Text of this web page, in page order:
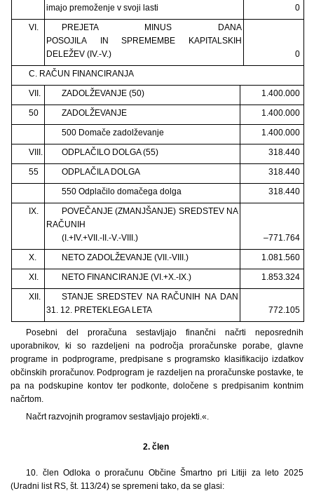
imajo premoženje v svoji lasti
0
VI.
PREJETA MINUS DANA
POSOJILA IN SPREMEMBE KAPITALSKIH
DELEŽEV (IV.-V.)
0
C. RAČUN FINANCIRANJA
VII.
ZADOLŽEVANJE (50)
1.400.000
50
ZADOLŽEVANJE
1.400.000
500 Domače zadolževanje
1.400.000
VIII.
ODPLAČILO DOLGA (55)
318.440
55
ODPLAČILA DOLGA
318.440
550 Odplačilo domačega dolga
318.440
IX.
POVEČANJE (ZMANJŠANJE) SREDSTEV NA
RAČUNIH
(I.+IV.+VII.-II.-V.-VIII.)
–771.764
X.
NETO ZADOLŽEVANJE (VII.-VIII.)
1.081.560
XI.
NETO FINANCIRANJE (VI.+X.-IX.)
1.853.324
XII.
STANJE SREDSTEV NA RAČUNIH NA DAN
31. 12. PRETEKLEGA LETA
772.105
Posebni del proračuna sestavljajo finančni načrti neposrednih
uporabnikov, ki so razdeljeni na področja proračunske porabe, glavne
programe in podprograme, predpisane s programsko klasifikacijo izdatkov
občinskih proračunov. Podprogram je razdeljen na proračunske postavke, te
pa na podskupine kontov ter podkonte, določene s predpisanim kontnim
načrtom.
Načrt razvojnih programov sestavljajo projekti.«.
2. člen
10. člen Odloka o proračunu Občine Šmartno pri Litiji za leto 2025
(Uradni list RS, št. 113/24) se spremeni tako, da se glasi: